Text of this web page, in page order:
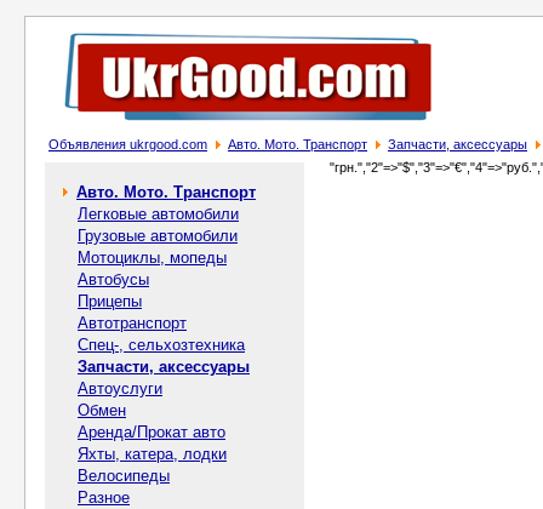
Объявления ukrgood.com Авто. Мото. Транспорт Запчасти, аксессуары
Авто. Мото. Транспорт
Легковые автомобили
Грузовые автомобили
Мотоциклы, мопеды
Автобусы
Прицепы
Автотранспорт
Спец-, cельхозтехника
Запчасти, аксессуары
Автоуслуги
Обмен
Аренда/Прокат авто
Яхты, катера, лодки
Велосипеды
Разное